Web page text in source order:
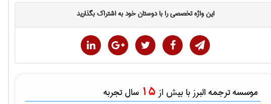
این واژه تخصصی را با دوستان خود به اشتراک بگذارید
موسسه ترجمه البرز با بیش از 15 سال تجربه